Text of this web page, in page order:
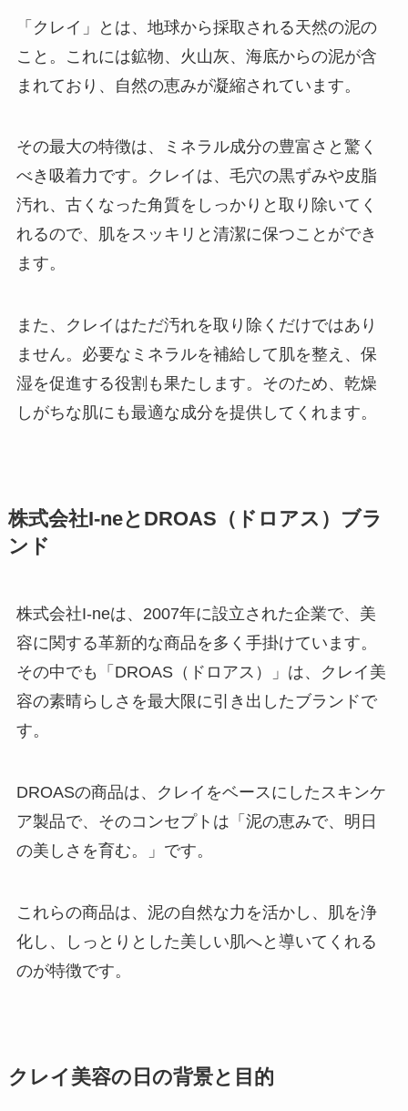
「クレイ」とは、地球から採取される天然の泥の
こと。これには鉱物、火山灰、海底からの泥が含
まれており、自然の恵みが凝縮されています。
その最大の特徴は、ミネラル成分の豊富さと驚く
べき吸着力です。クレイは、毛穴の黒ずみや皮脂
汚れ、古くなった角質をしっかりと取り除いてく
れるので、肌をスッキリと清潔に保つことができ
ます。
また、クレイはただ汚れを取り除くだけではあり
ません。必要なミネラルを補給して肌を整え、保
湿を促進する役割も果たします。そのため、乾燥
しがちな肌にも最適な成分を提供してくれます。
株式会社I-neとDROAS（ドロアス）ブラ
ンド
株式会社I-neは、2007年に設立された企業で、美
容に関する革新的な商品を多く手掛けています。
その中でも「DROAS（ドロアス）」は、クレイ美
容の素晴らしさを最大限に引き出したブランドで
す。
DROASの商品は、クレイをベースにしたスキンケ
ア製品で、そのコンセプトは「泥の恵みで、明日
の美しさを育む。」です。
これらの商品は、泥の自然な力を活かし、肌を浄
化し、しっとりとした美しい肌へと導いてくれる
のが特徴です。
クレイ美容の日の背景と目的